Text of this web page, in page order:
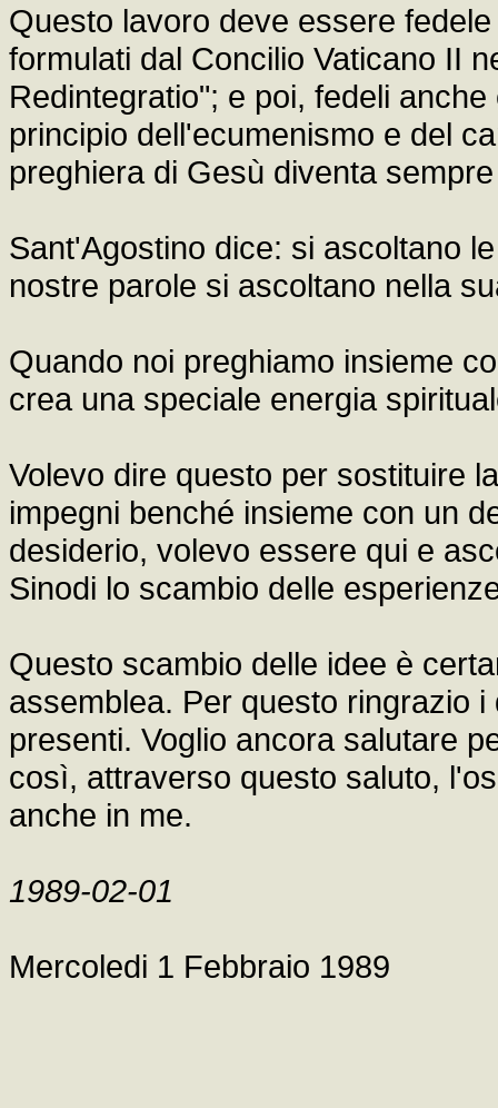
Questo lavoro deve essere
formulati dal Concilio Vaticano II
Redintegratio"; e poi, fedeli
principio dell'ecumenismo e del
preghiera di Gesù diventa
Sant'Agostino dice: si ascoltano
nostre parole si ascoltano nella
Quando noi preghiamo insieme
crea una speciale energia
Volevo dire questo per sostituire
impegni benché insieme con un
desiderio, volevo essere qui e
Sinodi lo scambio delle
Questo scambio delle idee è
assemblea. Per questo ringrazio
presenti. Voglio ancora salutare
così, attraverso questo saluto,
anche in me.
1989-02-01
Mercoledi 1 Febbraio 1989